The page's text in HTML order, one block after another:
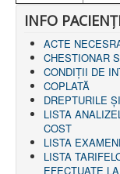
INFO
ACTE
CHESTIONAR
CONDIȚII DE
COPLATĂ
DREPTURILE
LISTA
COST
LISTA
LISTA
EFECTUATE